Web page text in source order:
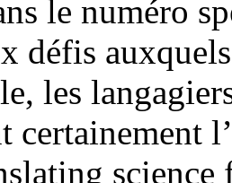
le numéro
défis
les
certainement